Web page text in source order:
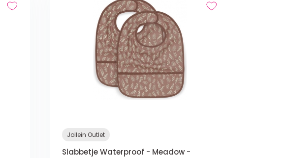
Jollein Outlet
Slabbetje Waterproof - Meadow -